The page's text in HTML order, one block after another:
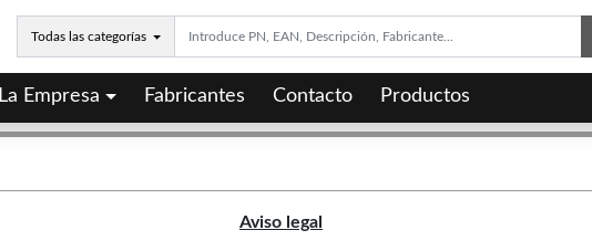
Todas las categorías
La Empresa Fabricantes Contacto Productos
Aviso legal